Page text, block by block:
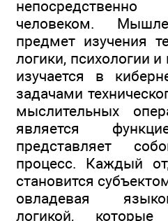
человеком.
предмет изучения
логики, психологии
изучается в
задачами
мыслительных
является
представляет
процесс. Каждый
становится
овладевая
логикой,